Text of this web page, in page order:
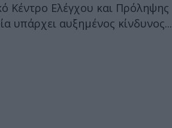
Κέντρο Ελέγχου και Πρόληψης
υπάρχει αυξημένος κίνδυνος...